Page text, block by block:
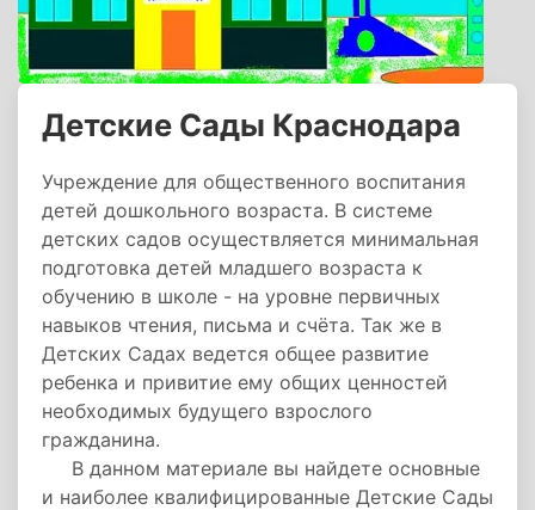
Детские Сады Краснодара
Учреждение для общественного воспитания
детей дошкольного возраста. В системе
детских садов осуществляется минимальная
подготовка детей младшего возраста к
обучению в школе - на уровне первичных
навыков чтения, письма и счёта. Так же в
Детских Садах ведется общее развитие
ребенка и привитие ему общих ценностей
необходимых будущего взрослого
гражданина.
В данном материале вы найдете основные
и наиболее квалифицированные Детские Сады